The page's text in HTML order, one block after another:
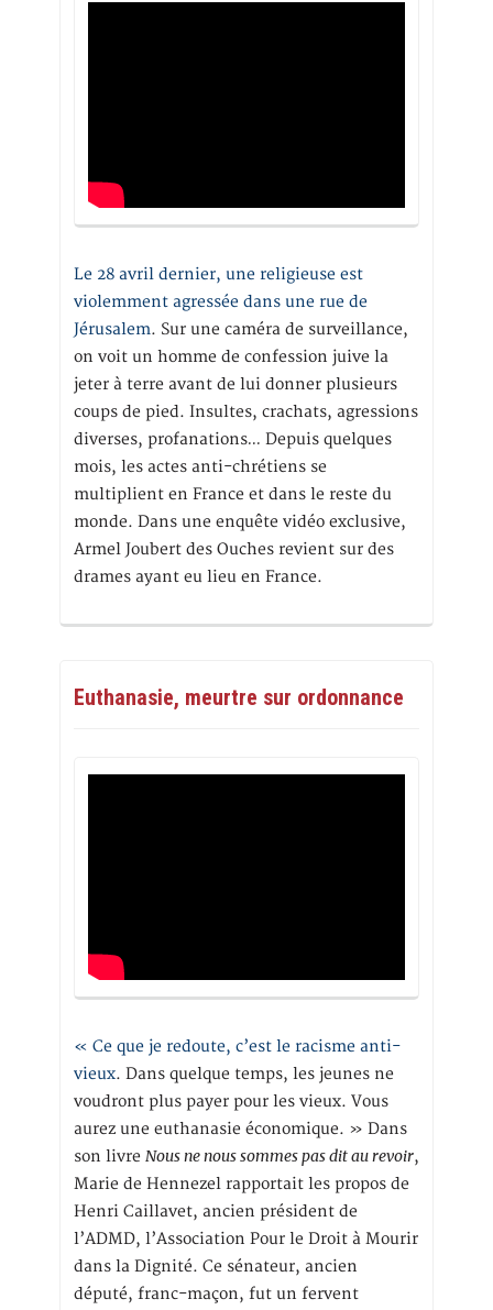
Le 28 avril dernier, une religieuse est
violemment agressée dans une rue de
Jérusalem. Sur une caméra de surveillance,
on voit un homme de confession juive la
jeter à terre avant de lui donner plusieurs
coups de pied. Insultes, crachats, agressions
diverses, profanations… Depuis quelques
mois, les actes anti-chrétiens se
multiplient en France et dans le reste du
monde. Dans une enquête vidéo exclusive,
Armel Joubert des Ouches revient sur des
drames ayant eu lieu en France.
Euthanasie, meurtre sur ordonnance
« Ce que je redoute, c’est le racisme anti-
vieux. Dans quelque temps, les jeunes ne
voudront plus payer pour les vieux. Vous
aurez une euthanasie économique. » Dans
son livre Nous ne nous sommes pas dit au revoir,
Marie de Hennezel rapportait les propos de
Henri Caillavet, ancien président de
l’ADMD, l’Association Pour le Droit à Mourir
dans la Dignité. Ce sénateur, ancien
député, franc-maçon, fut un fervent